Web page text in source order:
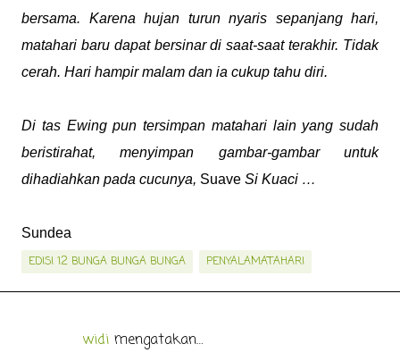
bersama. Karena hujan turun nyaris sepanjang hari,
matahari baru dapat bersinar di saat-saat terakhir. Tidak
cerah. Hari hampir malam dan ia cukup tahu diri.
Di tas Ewing pun tersimpan matahari lain yang sudah
beristirahat, menyimpan gambar-gambar untuk
dihadiahkan pada cucunya, Suave Si Kuaci …
Sundea
EDISI 12 BUNGA BUNGA BUNGA PENYALAMATAHARI
widi mengatakan…